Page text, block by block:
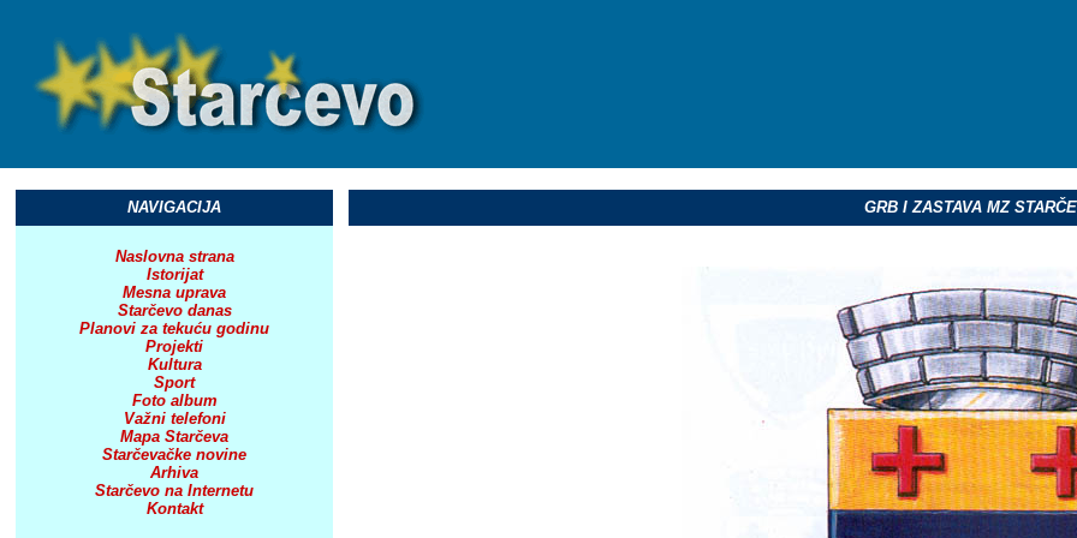
NAVIGACIJA GRB IZASTAVA MZ
Naslovna strana
Istorijat
Mesna uprava
Starčevo danas
Planovi za tekuću godinu
Projekti
Kultura
Sport
Foto album
Važni telefoni
Mapa Starčeva
Starčevačke novine
Arhiva
Starčevo na Internetu
Kontakt